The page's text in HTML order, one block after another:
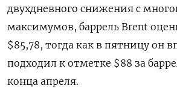
двухдневного снижения с
максимумов, баррель Brent
$85,78, тогда как в пятницу он
подходил к отметке $88 за
конца апреля.